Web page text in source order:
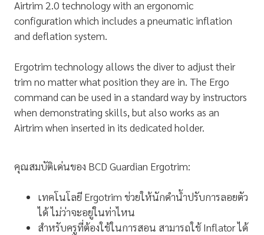
Airtrim 2.0 technology with an ergonomic
configuration which includes a pneumatic inflation
and deflation system.
Ergotrim technology allows the diver to adjust their
trim no matter what position they are in. The Ergo
command can be used in a standard way by instructors
when demonstrating skills, but also works as an
Airtrim when inserted in its dedicated holder.
คุณสมบัติเด่นของ BCD Guardian Ergotrim:
เทคโนโลยี Ergotrim ช่วยให้นักดำน้ำปรับการลอยตัว
ได้ ไม่ว่าจะอยู่ในท่าไหน
สำหรับครูที่ต้องใช้ในการสอน สามารถใช้ Inflator ได้